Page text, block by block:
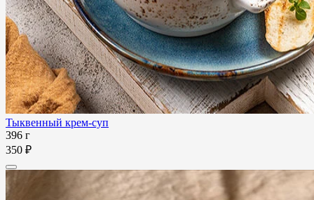
Тыквенный крем-суп
396 г
350 ₽